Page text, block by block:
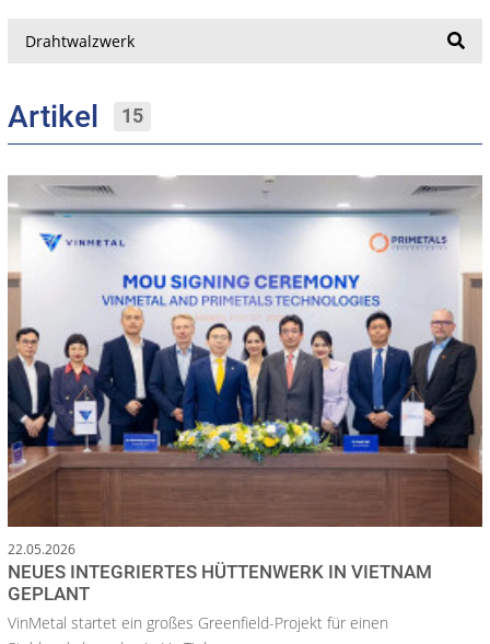
Artikel 15
22.05.2026
NEUES INTEGRIERTES HÜTTENWERK IN VIETNAM
GEPLANT
VinMetal startet ein großes Greenfield-Projekt für einen